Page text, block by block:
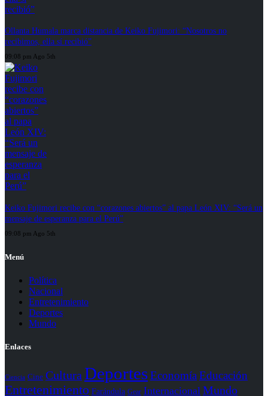
Ollanta Humala marca distancia de Keiko Fujimori: “Nosotros no
recibimos, ella sí recibió”
09:08 pm Ago 5th
Keiko Fujimori recibe con “corazones abiertos” al papa León XIV: “Será un
mensaje de esperanza para el Perú”
09:08 pm Ago 5th
Menú
Política
Nacional
Entretenimiento
Deportes
Mundo
Enlaces
Ciencia Cine Cultura DeportesEconomía Educación
Entretenimiento Farándula Gear Internacional Mundo